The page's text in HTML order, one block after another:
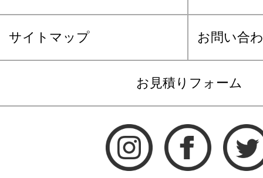
サイトマップ お問い合
お見積りフォーム